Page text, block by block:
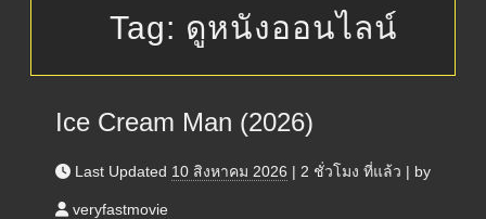
Tag: ดูหนังออนไลน์
Ice Cream Man (2026)
Last Updated 10 สิงหาคม 2026 | 2 ชั่วโมง ที่แล้ว | by
veryfastmovie